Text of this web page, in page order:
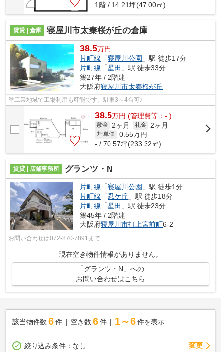
1階 / 14.21坪(47.00㎡)
賃貸 | 倉庫 寝屋川市太秦桜が丘の倉庫
38.5万円
片町線 「寝屋川公園 」駅 徒歩17分
片町線 「星田 」駅 徒歩33分
築27年 / 2階建
大阪府寝屋川市太秦桜が丘
準工業地域で工場利用も可能です。駐車3～4台可♪
38.5万円 (管理費等：- )
敷金 2ヶ月 礼金 2ヶ月
坪単価 0.55万円
- / 70.57坪(233.32㎡)
賃貸 | 店舗事務所 グランツ・N
片町線 「寝屋川公園 」駅 徒歩1分
片町線 「忍ケ丘 」駅 徒歩18分
片町線 「星田 」駅 徒歩23分
築45年 / 2階建
大阪府寝屋川市打上宮前町6-2
お問い合わせは072-870-7891まで
現在空き物件情報がありません。
「グランツ・N」への
お問い合わせはこちら
該当物件数 6件 空き数 6 件 1～6 件を表示
絞り込み条件： なし 変更